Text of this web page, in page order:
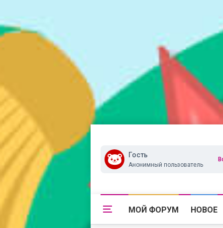
Гость
Анонимный пользователь
МОЙ ФОРУМ НОВОЕ